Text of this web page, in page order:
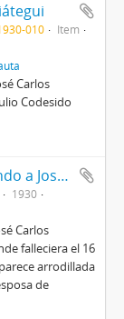
010
Item
Carlos
Codesido
Noemí Milstein acompañando a José Carlos Mariátegui en su lecho de muerte
1930
Carlos
falleciera el 16
arrodillada
de